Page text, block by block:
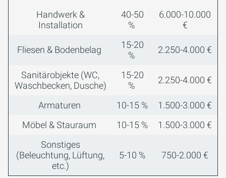
Handwerk &
Installation
40-50
%
6.000-10.000
€
Fliesen & Bodenbelag
15-20
%
2.250-4.000 €
Sanitärobjekte (WC,
Waschbecken, Dusche)
15-20
%
2.250-4.000 €
Armaturen 10-15 %
1.500-3.000 €
Möbel & Stauraum
10-15 %
1.500-3.000 €
Sonstiges
(Beleuchtung, Lüftung,
etc.)
5-10 % 750-2.000 €